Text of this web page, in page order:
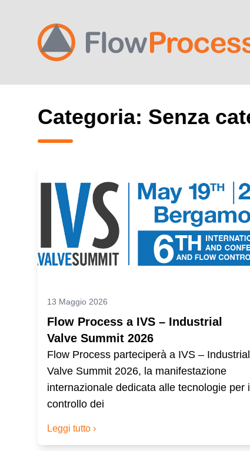
Categoria: Senza
13 Maggio 2026
Flow Process a IVS – Industrial
Valve Summit 2026
Flow Process parteciperà a IVS – Industrial
Valve Summit 2026, la manifestazione
internazionale dedicata alle tecnologie per il
controllo dei
Leggi tutto ›